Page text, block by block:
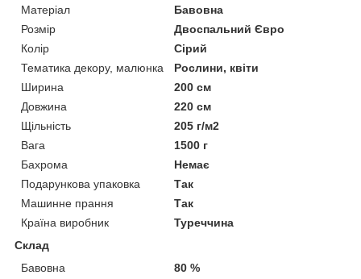
Матеріал
Бавовна
Розмір
Двоспальний Євро
Колір
Сірий
Тематика декору, малюнка
Рослини, квіти
Ширина
200 см
Довжина
220 см
Щільність
205 г/м2
Вага
1500 г
Бахрома
Немає
Подарункова упаковка
Так
Машинне прання
Так
Країна виробник
Туреччина
Склад
Бавовна
80 %